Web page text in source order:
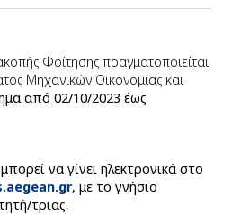
Φοίτησης πραγματοποιείται
Μηχανικών Οικονομίας και
από 02/10/2023 έως
να γίνει ηλεκτρονικά στο
.aegean.gr, με το γνήσιο
τριας.